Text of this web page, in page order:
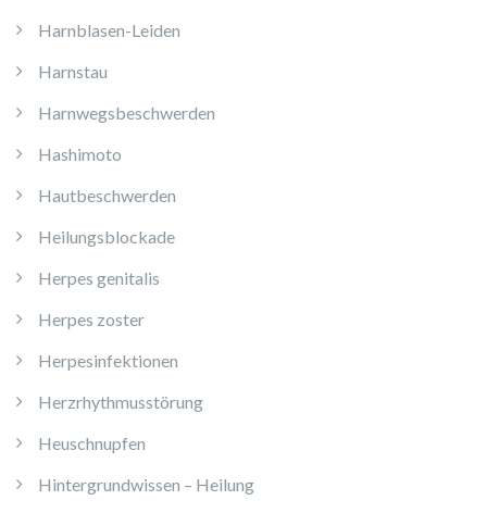
Harnblasen-Leiden
Harnstau
Harnwegsbeschwerden
Hashimoto
Hautbeschwerden
Heilungsblockade
Herpes genitalis
Herpes zoster
Herpesinfektionen
Herzrhythmusstörung
Heuschnupfen
Hintergrundwissen – Heilung